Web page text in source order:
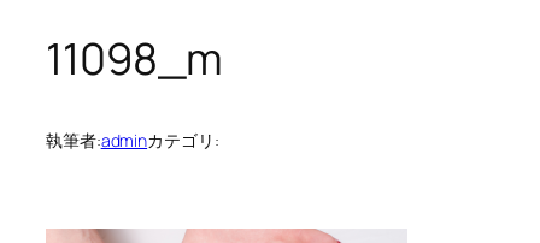
11098_m
執筆者:adminカテゴリ: